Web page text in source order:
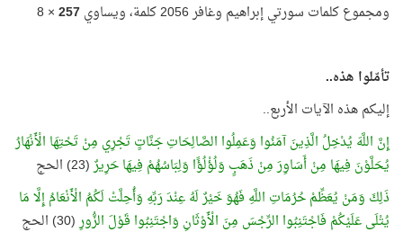
ومجموع كلمات سورتي إبراهيم وغافر 2056 كلمة، ويساوي
257
× 8
تأمّلوا هذه..
إليكم هذه الآيات الأربع..
إِنَّ اللَّهَ يُدْخِلُ الَّذِينَ آمَنُوا وَعَمِلُوا الصَّالِحَاتِ جَنَّاتٍ تَجْرِي مِنْ تَحْتِهَا الْأَنْهَارُ
يُحَلَّوْنَ فِيهَا مِنْ أَسَاوِرَ مِنْ ذَهَبٍ وَلُؤْلُؤًا وَلِبَاسُهُمْ فِيهَا حَرِيرٌ(23) الحج
ذَلِكَ وَمَنْ يُعَظِّمْ حُرُمَاتِ اللَّهِ فَهُوَ خَيْرٌ لَهُ عِنْدَ رَبِّهِ وَأُحِلَّتْ لَكُمُ الْأَنْعَامُ إِلَّا مَا
يُتْلَى عَلَيْكُمْ فَاجْتَنِبُوا الرِّجْسَ مِنَ الْأَوْثَانِ وَاجْتَنِبُوا قَوْلَ الزُّورِ(30) الحج